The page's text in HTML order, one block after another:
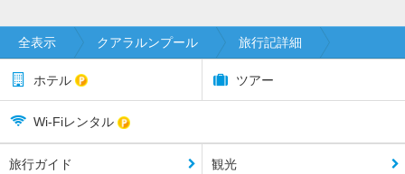
全表示 クアラルンプール 旅行記詳細
ホテル ツアー
Wi-Fiレンタル
旅行ガイド 観光